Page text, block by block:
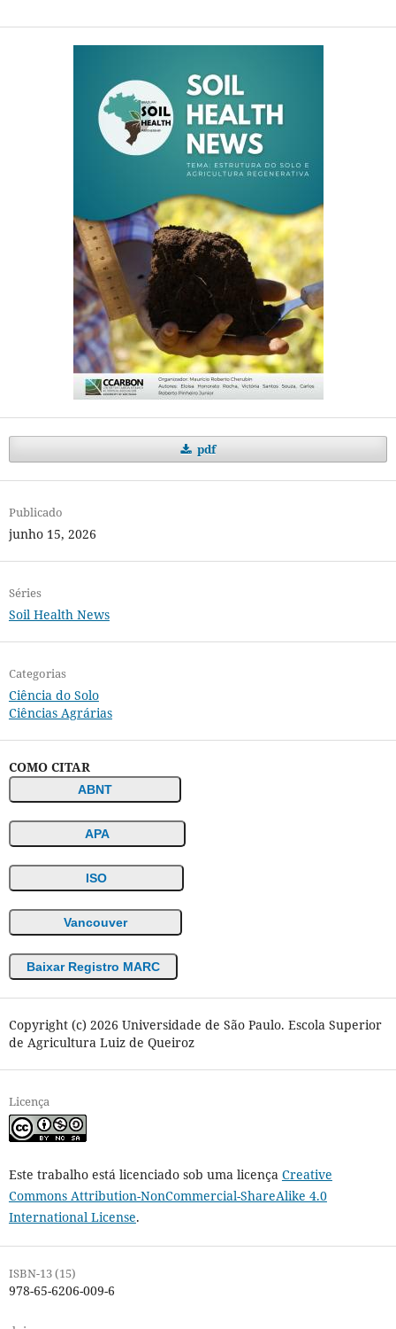
pdf
Publicado
junho 15, 2026
Séries
Soil Health News
Categorias
Ciência do Solo
Ciências Agrárias
COMO CITAR
ABNT
APA
ISO
Vancouver
Baixar Registro MARC
Copyright (c) 2026 Universidade de São Paulo. Escola Superior
de Agricultura Luiz de Queiroz
Licença
Este trabalho está licenciado sob uma licença Creative
Commons Attribution-NonCommercial-ShareAlike 4.0
International License.
ISBN-13 (15)
978-65-6206-009-6